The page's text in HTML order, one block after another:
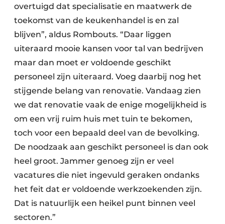
overtuigd dat specialisatie en maatwerk de
toekomst van de keukenhandel is en zal
blijven”, aldus Rombouts. “Daar liggen
uiteraard mooie kansen voor tal van bedrijven
maar dan moet er voldoende geschikt
personeel zijn uiteraard. Voeg daarbij nog het
stijgende belang van renovatie. Vandaag zien
we dat renovatie vaak de enige mogelijkheid is
om een vrij ruim huis met tuin te bekomen,
toch voor een bepaald deel van de bevolking.
De noodzaak aan geschikt personeel is dan ook
heel groot. Jammer genoeg zijn er veel
vacatures die niet ingevuld geraken ondanks
het feit dat er voldoende werkzoekenden zijn.
Dat is natuurlijk een heikel punt binnen veel
sectoren.”